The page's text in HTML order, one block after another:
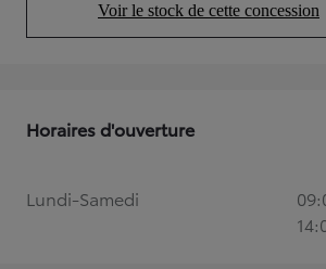
Voir le stock de cette concession
(Opens in new
Horaires d'ouverture
Lundi-Samedi